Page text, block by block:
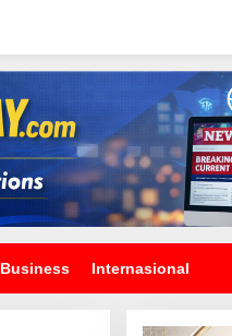
Business Internasional